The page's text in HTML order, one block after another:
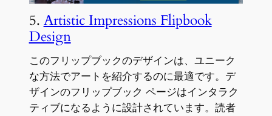
5. Artistic Impressions Flipbook
Design
このフリップブックのデザインは、ユニーク
な方法でアートを紹介するのに最適です。デ
ザインのフリップブック ページはインタラク
ティブになるように設計されています。読者